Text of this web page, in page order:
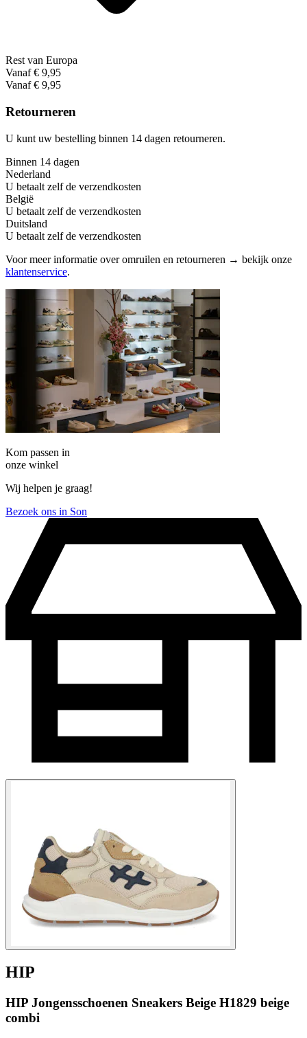
Rest van Europa
Vanaf € 9,95
Vanaf € 9,95
Retourneren
U kunt uw bestelling binnen 14 dagen retourneren.
Binnen 14 dagen
Nederland
U betaalt zelf de verzendkosten
België
U betaalt zelf de verzendkosten
Duitsland
U betaalt zelf de verzendkosten
Voor meer informatie over omruilen en retourneren → bekijk onze
klantenservice.
Kom passen in
onze winkel
Wij helpen je graag!
Bezoek ons in Son
HIP
HIP Jongensschoenen Sneakers Beige H1829 beige
combi